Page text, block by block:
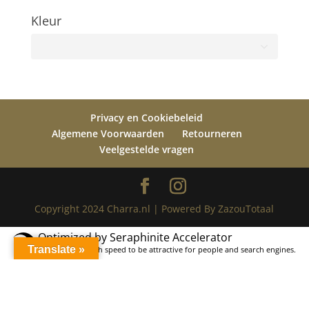
Kleur
Privacy en Cookiebeleid
Algemene Voorwaarden
Retourneren
Veelgestelde vragen
Copyright 2024 Charra.nl | Powered By ZazouTotaal
Translate »
Optimized by Seraphinite Accelerator
Turns on site high speed to be attractive for people and search engines.